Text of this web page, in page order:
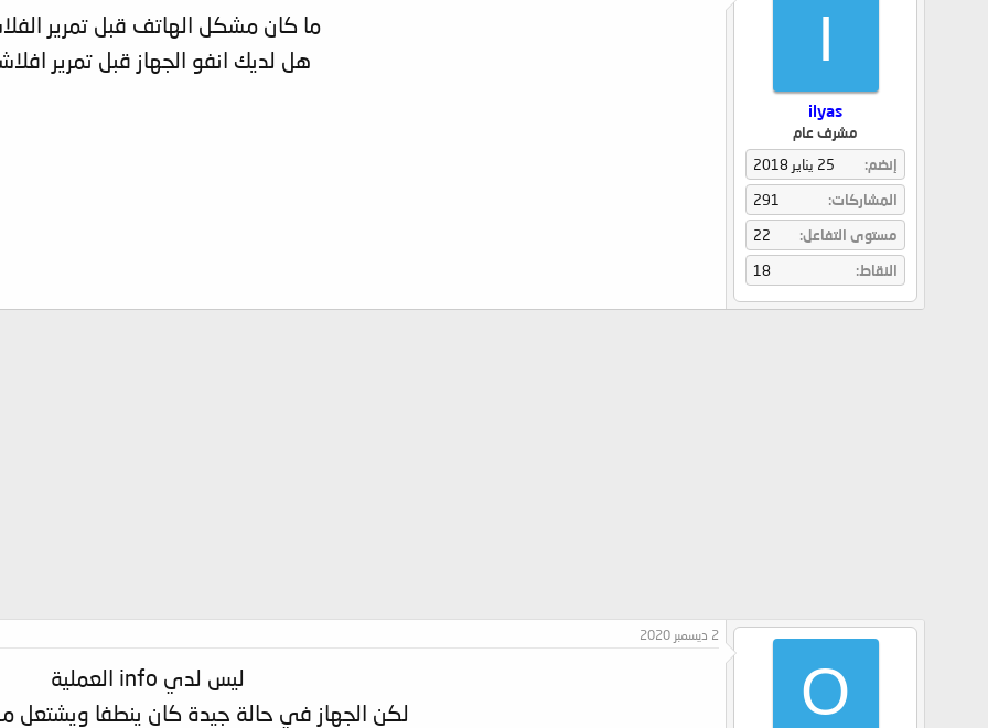
I
ilyas
مشرف عام
إنضم
25 يناير 2018
المشاركات
291
مستوى التفاعل
22
النقاط
18
ما كان مشكل الهاتف قبل تمرير
هل لديك انفو الجهاز قبل تمرير
O
2 ديسمبر 2020
ليس لدي info العملية
لكن الجهاز في حالة جيدة كان ينطفا ويشتعل